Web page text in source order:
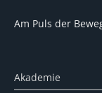
Am Puls der
Akademie